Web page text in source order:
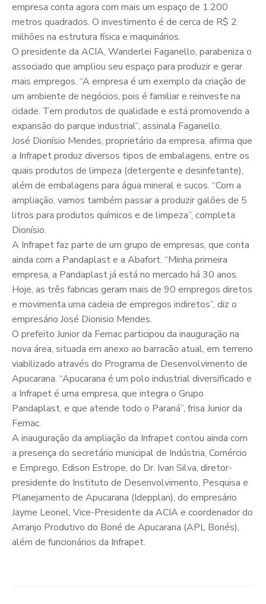
empresa conta agora com mais um espaço de 1.200
metros quadrados. O investimento é de cerca de R$ 2
milhões na estrutura física e maquinários.
O presidente da ACIA, Wanderlei Faganello, parabeniza o
associado que ampliou seu espaço para produzir e gerar
mais empregos. “A empresa é um exemplo da criação de
um ambiente de negócios, pois é familiar e reinveste na
cidade. Tem produtos de qualidade e está promovendo a
expansão do parque industrial”, assinala Faganello.
José Dionísio Mendes, proprietário da empresa, afirma que
a Infrapet produz diversos tipos de embalagens, entre os
quais produtos de limpeza (detergente e desinfetante),
além de embalagens para água mineral e sucos. “Com a
ampliação, vamos também passar a produzir galões de 5
litros para produtos químicos e de limpeza”, completa
Dionísio.
A Infrapet faz parte de um grupo de empresas, que conta
ainda com a Pandaplast e a Abafort. “Minha primeira
empresa, a Pandaplast já está no mercado há 30 anos.
Hoje, as três fabricas geram mais de 90 empregos diretos
e movimenta uma cadeia de empregos indiretos”, diz o
empresário José Dionisio Mendes.
O prefeito Junior da Femac participou da inauguração na
nova área, situada em anexo ao barracão atual, em terreno
viabilizado através do Programa de Desenvolvimento de
Apucarana. “Apucarana é um polo industrial diversificado e
a Infrapet é uma empresa, que integra o Grupo
Pandaplast, e que atende todo o Paraná”, frisa Junior da
Femac.
A inauguração da ampliação da Infrapet contou ainda com
a presença do secretário municipal de Indústria, Comércio
e Emprego, Edison Estrope, do Dr. Ivan Silva, diretor-
presidente do Instituto de Desenvolvimento, Pesquisa e
Planejamento de Apucarana (Idepplan), do empresário
Jayme Leonel, Vice-Presidente da ACIA e coordenador do
Arranjo Produtivo do Boné de Apucarana (APL Bonés),
além de funcionários da Infrapet.